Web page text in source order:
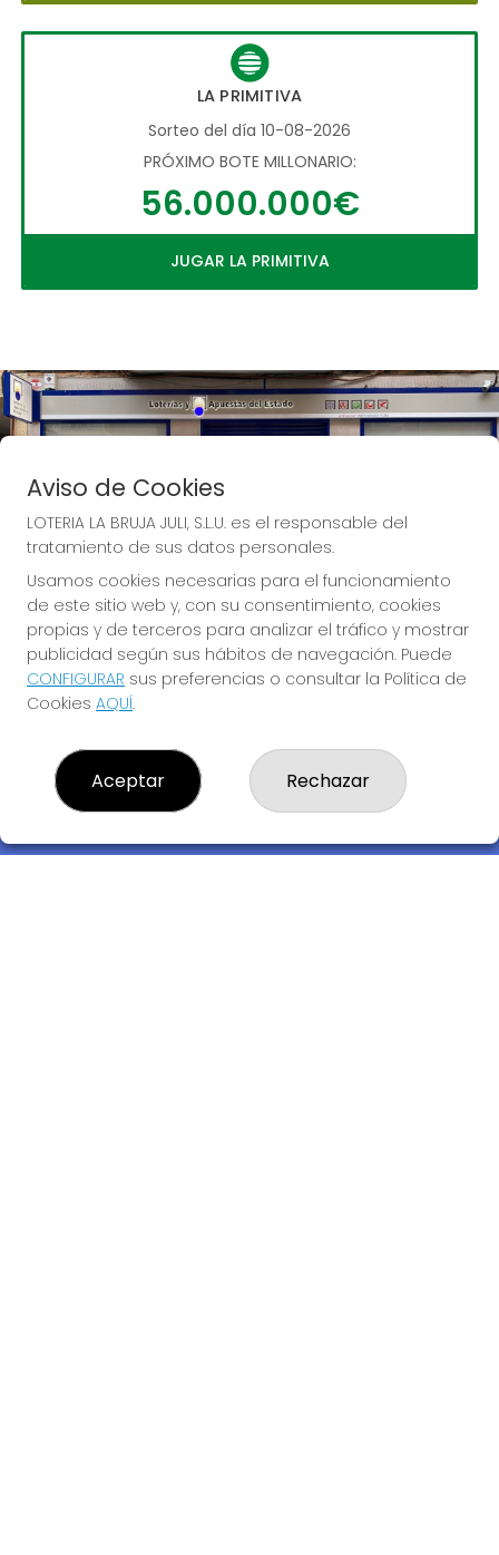
LA PRIMITIVA
Sorteo del día 10-08-2026
PRÓXIMO BOTE MILLONARIO:
56.000.000€
JUGAR LA PRIMITIVA
Descubre la buena suerte de La Bruja Juli
Aviso de Cookies
LOTERIA LA BRUJA JULI, S.L.U. es el responsable del
tratamiento de sus datos personales.
Usamos cookies necesarias para el funcionamiento
de este sitio web y, con su consentimiento, cookies
propias y de terceros para analizar el tráfico y mostrar
publicidad según sus hábitos de navegación. Puede
CONFIGURAR sus preferencias o consultar la Política de
Cookies AQUÍ.
Aceptar Rechazar